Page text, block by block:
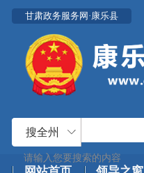
甘肃政务服务网·康乐县
搜全州